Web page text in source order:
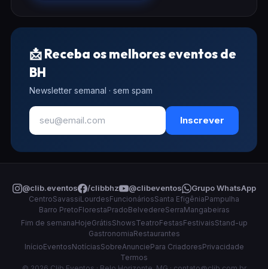
📩 Receba os melhores eventos de
BH
Newsletter semanal · sem spam
Inscrever
@clib.eventos /clibbhz @clibeventos Grupo WhatsApp
CentroSavassiLourdesFuncionáriosSanta EfigêniaPampulha
Barro PretoFlorestaPradoBelvedereSerraMangabeiras
Fim de semanaHojeGrátisShowsTeatroFestasFestivaisStand-up
GastronomiaRestaurantes
InícioEventosNotíciasSobreAnunciePara CriadoresPrivacidade
Termos